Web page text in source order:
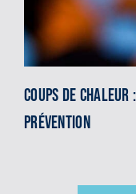
Coups de
prévention